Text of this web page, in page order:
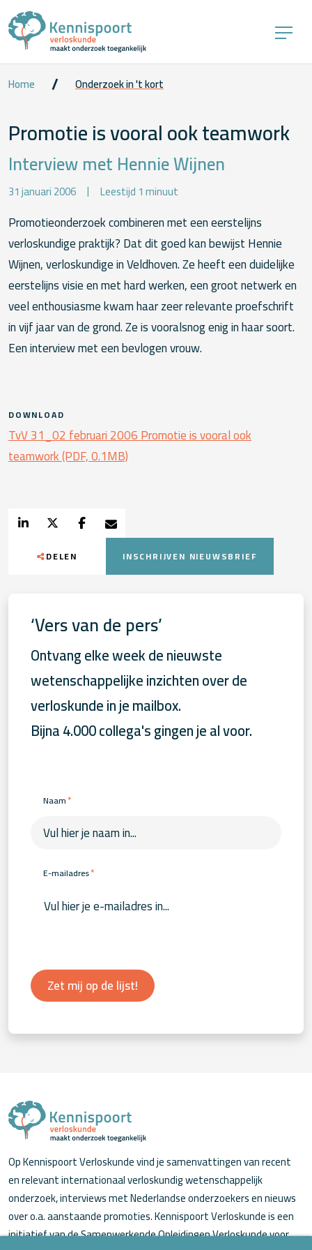
Home Onderzoek in 't kort
Promotie is vooral ook teamwork
Interview met Hennie Wijnen
31 januari 2006 Leestijd 1 minuut
Promotieonderzoek combineren met een eerstelijns
verloskundige praktijk? Dat dit goed kan bewijst Hennie
Wijnen, verloskundige in Veldhoven. Ze heeft een duidelijke
eerstelijns visie en met hard werken, een groot netwerk en
veel enthousiasme kwam haar zeer relevante proefschrift
in vijf jaar van de grond. Ze is vooralsnog enig in haar soort.
Een interview met een bevlogen vrouw.
DOWNLOAD
TvV 31_02 februari 2006 Promotie is vooral ook
teamwork (PDF, 0.1MB)
DELEN INSCHRIJVEN NIEUWSBRIEF
‘Vers van de pers’
Ontvang elke week de nieuwste
wetenschappelijke inzichten over de
verloskunde in je mailbox.
Bijna 4.000 collega's gingen je al voor.
Naam*
E-mailadres*
Zet mij op de lijst!
Op Kennispoort Verloskunde vind je samenvattingen van recent
en relevant internationaal verloskundig wetenschappelijk
onderzoek, interviews met Nederlandse onderzoekers en nieuws
over o.a. aanstaande promoties. Kennispoort Verloskunde is een
initiatief van de Samenwerkende Opleidingen Verloskunde voor